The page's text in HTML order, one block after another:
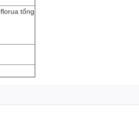
tổng